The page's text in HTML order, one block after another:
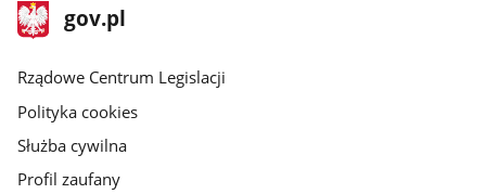
stopka
gov.plStrona
gov.pl
Rządowe Centrum Legislacji
Polityka cookies
Służba cywilna
Profil zaufany